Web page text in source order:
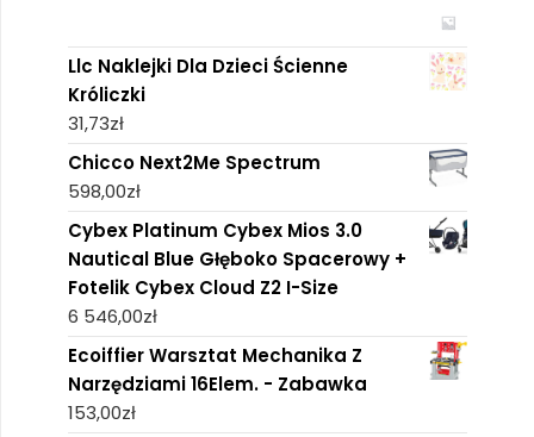
Llc Naklejki Dla Dzieci Ścienne
Króliczki
31,73zł
Chicco Next2Me Spectrum
598,00zł
Cybex Platinum Cybex Mios 3.0
Nautical Blue Głęboko Spacerowy +
Fotelik Cybex Cloud Z2 I-Size
6 546,00zł
Ecoiffier Warsztat Mechanika Z
Narzędziami 16Elem. - Zabawka
153,00zł